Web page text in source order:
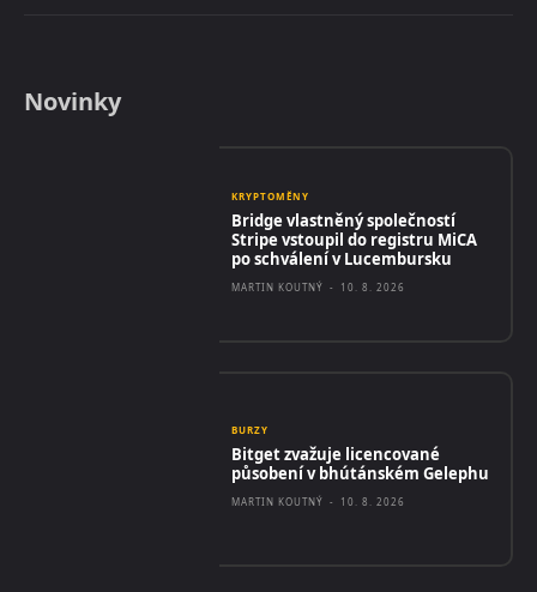
Novinky
KRYPTOMĚNY
Bridge vlastněný společností
Stripe vstoupil do registru MiCA
po schválení v Lucembursku
MARTIN KOUTNÝ - 10. 8. 2026
BURZY
Bitget zvažuje licencované
působení v bhútánském Gelephu
MARTIN KOUTNÝ - 10. 8. 2026